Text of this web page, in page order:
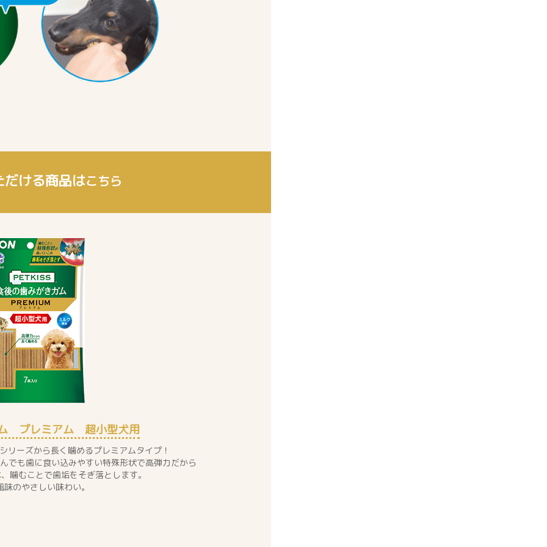
だける商品はこちら
プレミアム 超小型犬用
リーズから長く噛めるプレミアムタイプ！
でも歯に食い込みやすい特殊形状で高弾力だから
噛むことで歯垢をそぎ落とします。
味のやさしい味わい。